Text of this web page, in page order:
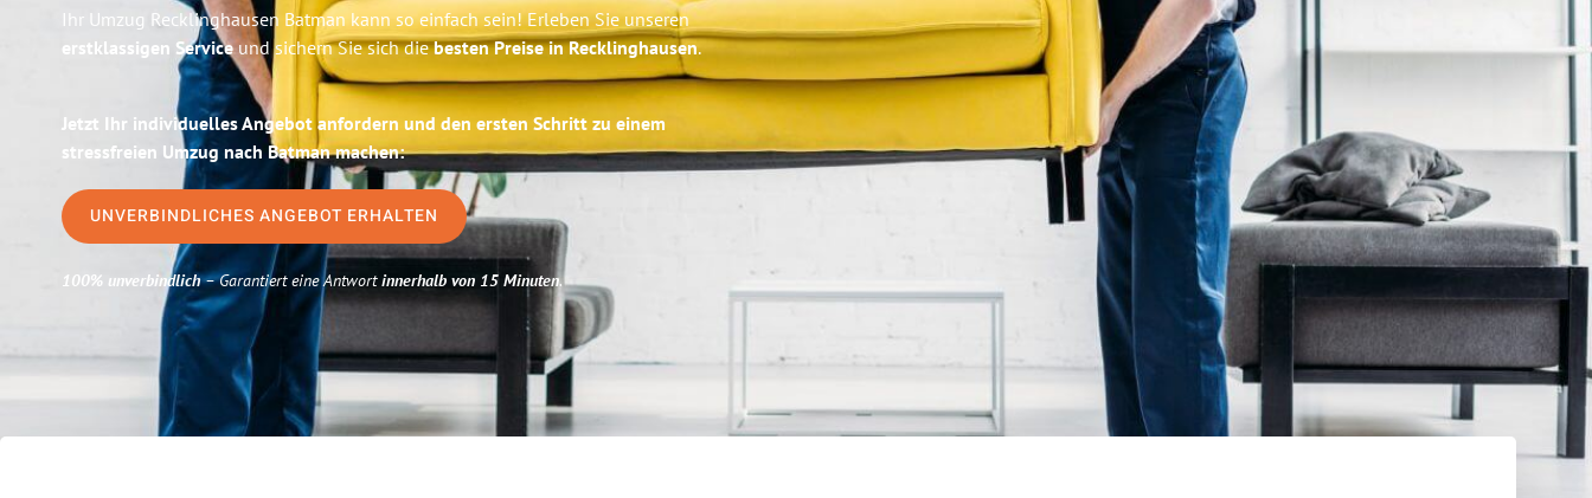
Ihr Umzug Recklinghausen Batman kann so einfach sein! Erleben Sie unseren
erstklassigen Serviceund sichern Sie sich diebesten Preise in Recklinghausen.
Jetzt Ihr individuelles Angebot anfordern und den ersten Schritt zu einem
stressfreien Umzug nach Batman machen:
UNVERBINDLICHES ANGEBOT ERHALTEN
100% unverbindlich– Garantiert eine Antwortinnerhalb von 15 Minuten.